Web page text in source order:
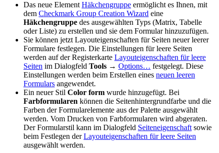
Das neue Element Häkchengruppe ermöglicht es Ihnen, mit
dem Checkmark Group Creation Wizard eine
Häkchengruppe des ausgewählten Typs (Matrix, Tabelle
oder Liste) zu erstellen und sie dem Formular hinzuzufügen.
Sie können jetzt Layouteigenschaften für Seiten neuer leerer
Formulare festlegen. Die Einstellungen für leere Seiten
werden auf der Registerkarte Layouteigenschaften für leere
Seiten im Dialogfeld Tools → Options… festgelegt. Diese
Einstellungen werden beim Erstellen eines neuen leeren
Formulars angewendet.
Ein neuer Stil Color form wurde hinzugefügt. Bei
Farbformularen können die Seitenhintergrundfarbe und die
Farben der Formularelemente aus der Palette ausgewählt
werden. Vom Drucken von Farbformularen wird abgeraten.
Der Formularstil kann im Dialogfeld Seiteneigenschaft sowie
beim Festlegen derLayouteigenschaften für leere Seiten
ausgewählt werden.